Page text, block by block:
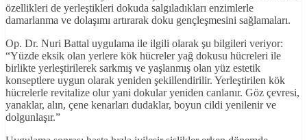
özellikleri de yerleştikleri dokuda salgıladıkları enzimlerle
damarlanma ve dolaşımı artırarak doku gençleşmesini sağlamaları.
Op. Dr. Nuri Battal uygulama ile ilgili olarak şu bilgileri veriyor:
“Yüzde eksik olan yerlere kök hücreler yağ dokusu hücreleri ile
birlikte yerleştirilerek sarkmış ve yaşlanmış olan yüz estetik
konseptlere uygun olarak yeniden şekillendirilir. Yerleştirilen kök
hücrelerle revitalize olur yani dokular yeniden canlanır. Göz çevresi,
yanaklar, alın, çene kenarları dudaklar, boyun cildi yenilenir ve
dolgunlaşır.”